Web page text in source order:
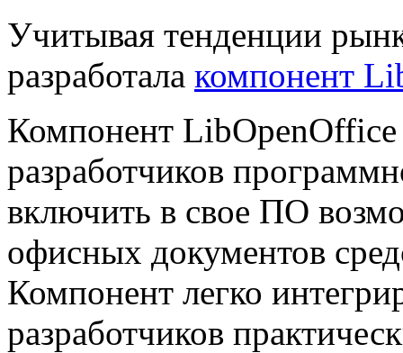
Учитывая тенденции
разработала компонент
Компонент LibOpenOffice
разработчиков
включить в свое ПО
офисных документов
Компонент легко
разработчиков